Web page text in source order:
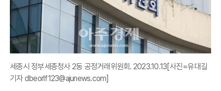
세종시 정부세종청사 2동 공정거래위원회. 2023.10.13[사진=유대길
기자 dbeorlf123@ajunews.com]